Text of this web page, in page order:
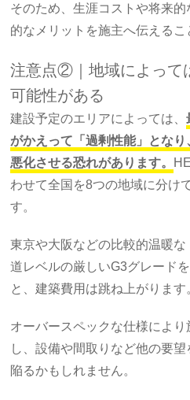
そのため、生涯コストや将来
的なメリットを施主へ伝えるこ
注意点②｜地域によって
可能性がある
建設予定のエリアによっては、
がかえって「過剰性能」とな
悪化させる恐れがあります。
わせて全国を8つの地域に分け
す。
東京や大阪などの比較的温暖
道レベルの厳しいG3グレード
と、建築費用は跳ね上がります
オーバースペックな仕様によ
し、設備や間取りなど他の要
陥るかもしれません。